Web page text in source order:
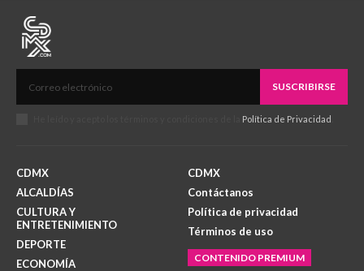
SUSCRIBIRSE
Política de Privacidad
CDMX
ALCALDÍAS
CULTURA Y
ENTRETENIMIENTO
DEPORTE
ECONOMÍA
CDMX
Contáctanos
Política de privacidad
Términos de uso
CONTENIDO PREMIUM